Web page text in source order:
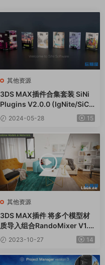
其他资源
3DS MAX插件合集套装 SiNi
Plugins V2.0.0 (IgNite/SiCl
one/ProxSi/Disperse/Foren
SicScatter)
2024-05-28 15
其他资源
3DS MAX插件 将多个模型材
质导入组合RandoMixer V1.0
5 2023-10-27 14